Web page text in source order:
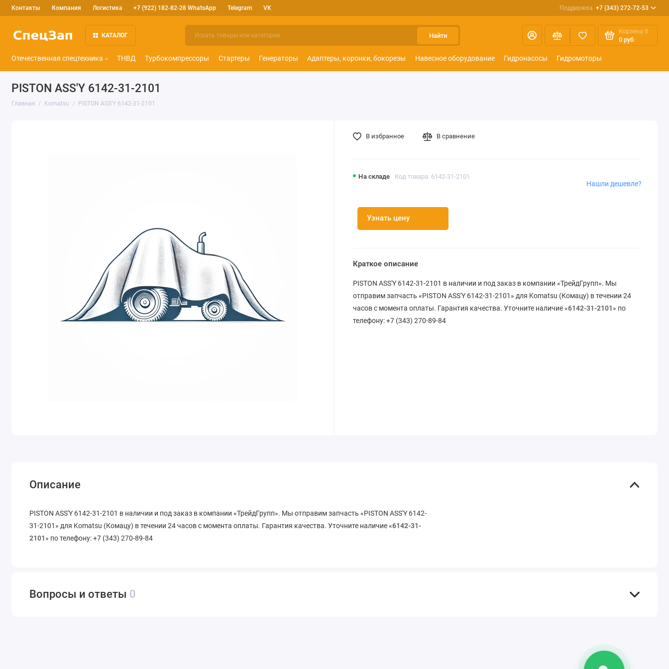
Контакты Компания Логистика +7 (922) 182-82-28 WhatsApp Telegram VK Поддержка +7 (343) 272-72-53
КАТАЛОГ Найти
Корзина 0
0 руб
Отечественная спецтехника ТНВД Турбокомпрессоры Стартеры Генераторы Адаптеры, коронки, бокорезы Навесное оборудование Гидронасосы Гидромоторы
PISTON ASS'Y 6142-31-2101
Главная Komatsu PISTON ASS'Y 6142-31-2101
На складе Код товара: 6142-31-2101
Узнать цену
Нашли дешевле?
В избранное В сравнение
Краткое описание
PISTON ASS'Y 6142-31-2101 в наличии и под заказ в компании «ТрейдГрупп». Мы
отправим запчасть «PISTON ASS'Y 6142-31-2101» для Komatsu (Комацу) в течении 24
часов с момента оплаты. Гарантия качества. Уточните наличие «6142-31-2101» по
телефону: +7 (343) 270-89-84
Описание
PISTON ASS'Y 6142-31-2101 в наличии и под заказ в компании «ТрейдГрупп». Мы отправим запчасть «PISTON ASS'Y 6142-
31-2101» для Komatsu (Комацу) в течении 24 часов с момента оплаты. Гарантия качества. Уточните наличие «6142-31-
2101» по телефону: +7 (343) 270-89-84
Вопросы и ответы 0